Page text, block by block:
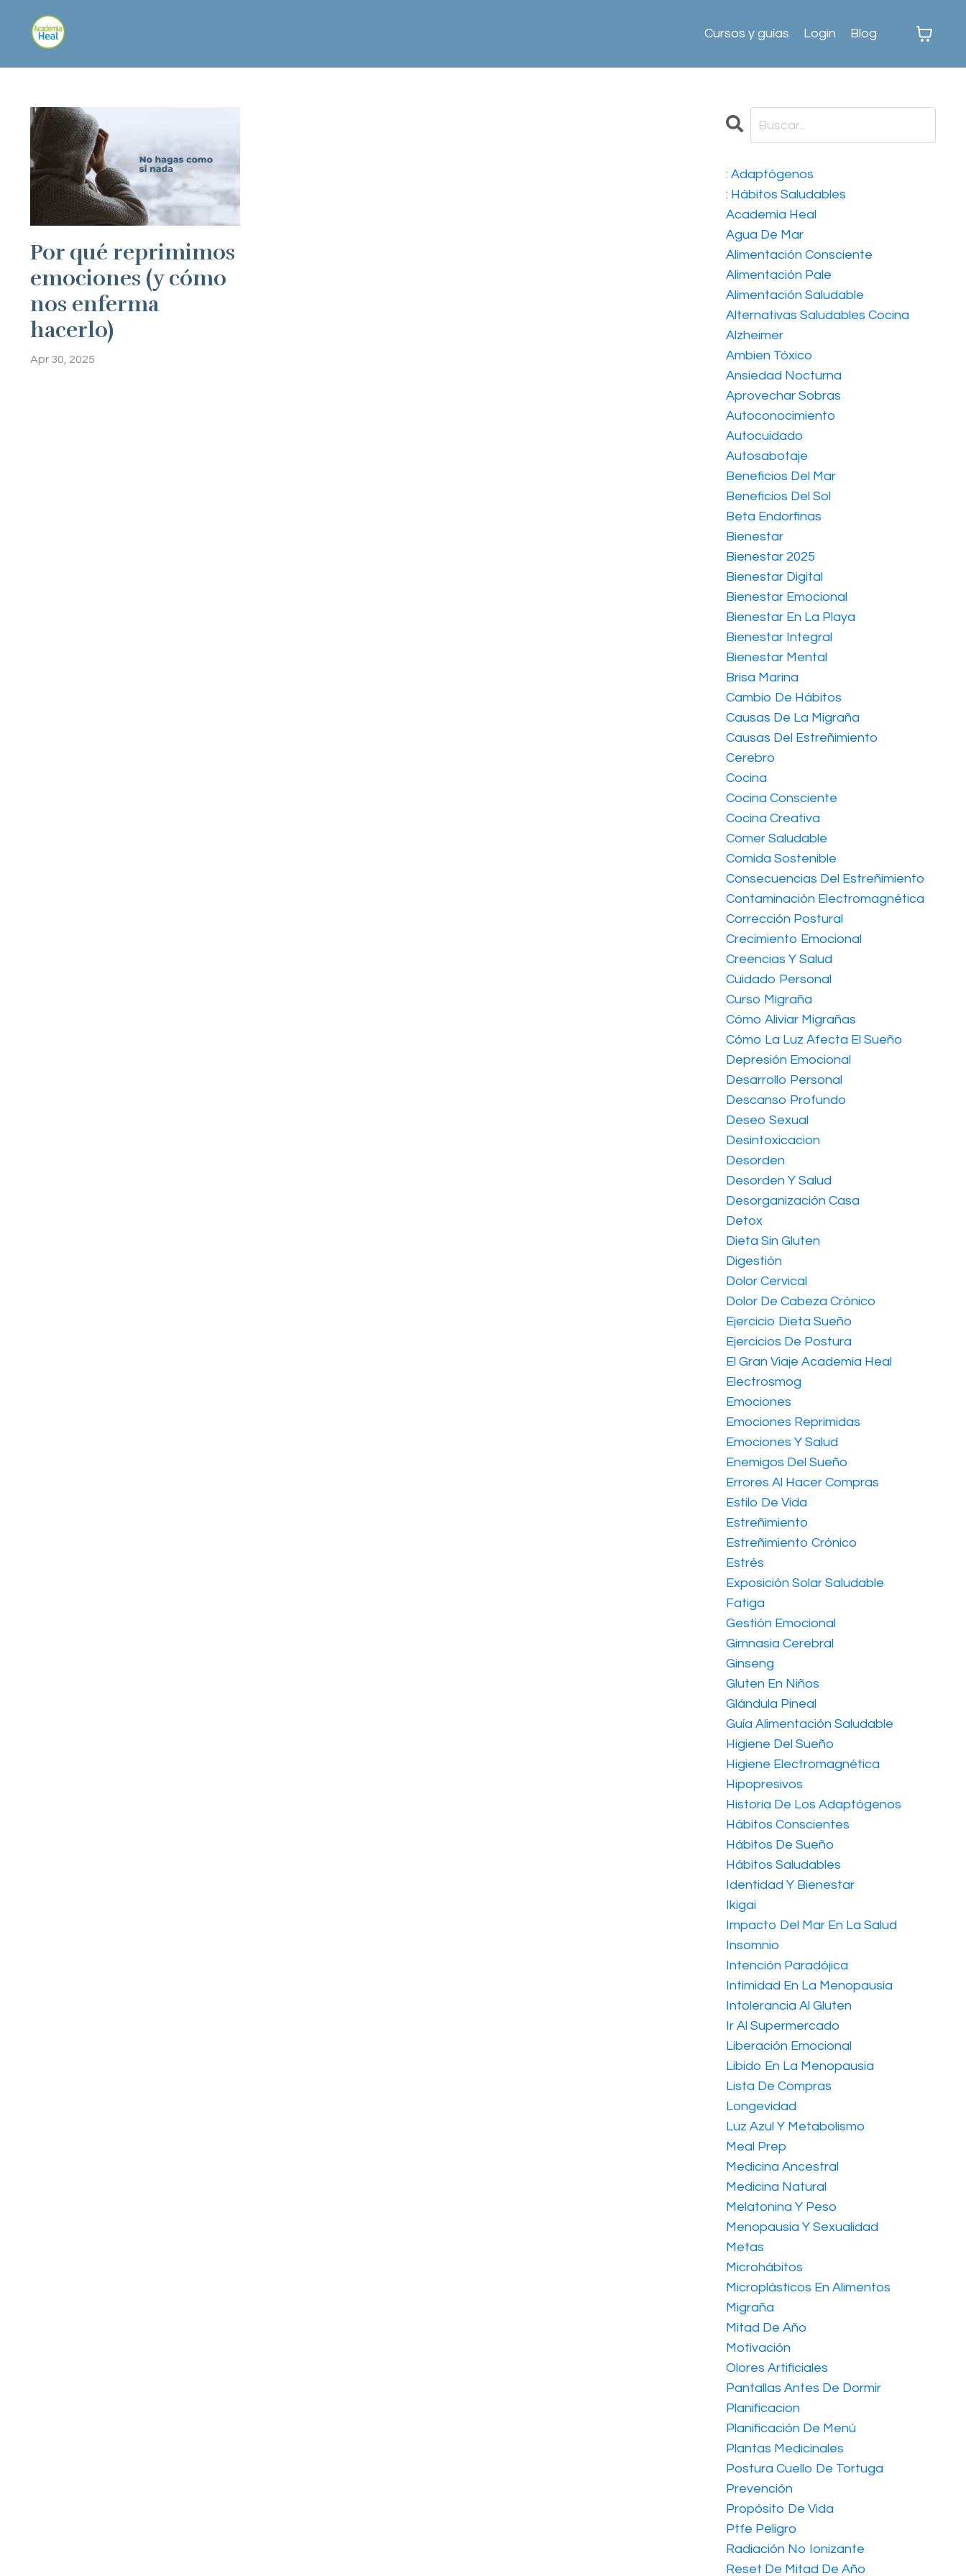
Cursos y guías Login Blog
Por qué reprimimos
emociones (y cómo
nos enferma
hacerlo)
Apr 30, 2025
: Adaptógenos
: Hábitos Saludables
Academia Heal
Agua De Mar
Alimentación Consciente
Alimentación Pale
Alimentación Saludable
Alternativas Saludables Cocina
Alzheimer
Ambien Tóxico
Ansiedad Nocturna
Aprovechar Sobras
Autoconocimiento
Autocuidado
Autosabotaje
Beneficios Del Mar
Beneficios Del Sol
Beta Endorfinas
Bienestar
Bienestar 2025
Bienestar Digital
Bienestar Emocional
Bienestar En La Playa
Bienestar Integral
Bienestar Mental
Brisa Marina
Cambio De Hábitos
Causas De La Migraña
Causas Del Estreñimiento
Cerebro
Cocina
Cocina Consciente
Cocina Creativa
Comer Saludable
Comida Sostenible
Consecuencias Del Estreñimiento
Contaminación Electromagnética
Corrección Postural
Crecimiento Emocional
Creencias Y Salud
Cuidado Personal
Curso Migraña
Cómo Aliviar Migrañas
Cómo La Luz Afecta El Sueño
Depresión Emocional
Desarrollo Personal
Descanso Profundo
Deseo Sexual
Desintoxicacion
Desorden
Desorden Y Salud
Desorganización Casa
Detox
Dieta Sin Gluten
Digestión
Dolor Cervical
Dolor De Cabeza Crónico
Ejercicio Dieta Sueño
Ejercicios De Postura
El Gran Viaje Academia Heal
Electrosmog
Emociones
Emociones Reprimidas
Emociones Y Salud
Enemigos Del Sueño
Errores Al Hacer Compras
Estilo De Vida
Estreñimiento
Estreñimiento Crónico
Estrés
Exposición Solar Saludable
Fatiga
Gestión Emocional
Gimnasia Cerebral
Ginseng
Gluten En Niños
Glándula Pineal
Guía Alimentación Saludable
Higiene Del Sueño
Higiene Electromagnética
Hipopresivos
Historia De Los Adaptógenos
Hábitos Conscientes
Hábitos De Sueño
Hábitos Saludables
Identidad Y Bienestar
Ikigai
Impacto Del Mar En La Salud
Insomnio
Intención Paradójica
Intimidad En La Menopausia
Intolerancia Al Gluten
Ir Al Supermercado
Liberación Emocional
Libido En La Menopausia
Lista De Compras
Longevidad
Luz Azul Y Metabolismo
Meal Prep
Medicina Ancestral
Medicina Natural
Melatonina Y Peso
Menopausia Y Sexualidad
Metas
Microhábitos
Microplásticos En Alimentos
Migraña
Mitad De Año
Motivación
Olores Artificiales
Pantallas Antes De Dormir
Planificacion
Planificación De Menú
Plantas Medicinales
Postura Cuello De Tortuga
Prevención
Propósito De Vida
Ptfe Peligro
Radiación No Ionizante
Reset De Mitad De Año